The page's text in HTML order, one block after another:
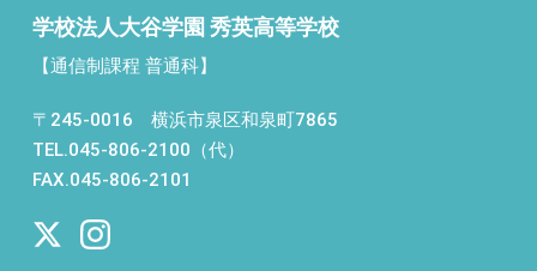
学校法人大谷学園 秀英高等学校
【通信制課程 普通科】
〒245-0016 横浜市泉区和泉町7865
TEL.045-806-2100（代）
FAX.045-806-2101